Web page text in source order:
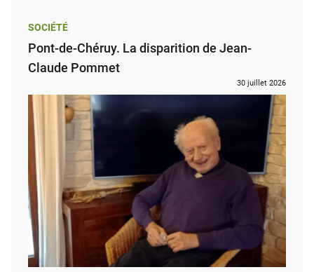
SOCIÉTÉ
Pont-de-Chéruy. La disparition de Jean-
Claude Pommet
30 juillet 2026